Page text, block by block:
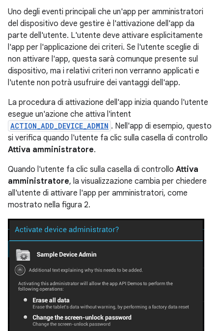
Uno degli eventi principali che un'app per amministratori
del dispositivo deve gestire è l'attivazione dell'app da
parte dell'utente. L'utente deve attivare esplicitamente
l'app per l'applicazione dei criteri. Se l'utente sceglie di
non attivare l'app, questa sarà comunque presente sul
dispositivo, ma i relativi criteri non verranno applicati e
l'utente non potrà usufruire dei vantaggi dell'app.
La procedura di attivazione dell'app inizia quando l'utente
esegue un'azione che attiva l'intent
ACTION_ADD_DEVICE_ADMIN . Nell'app di esempio, questo
si verifica quando l'utente fa clic sulla casella di controllo
Attiva amministratore.
Quando l'utente fa clic sulla casella di controllo Attiva
amministratore, la visualizzazione cambia per chiedere
all'utente di attivare l'app per amministratori, come
mostrato nella figura 2.